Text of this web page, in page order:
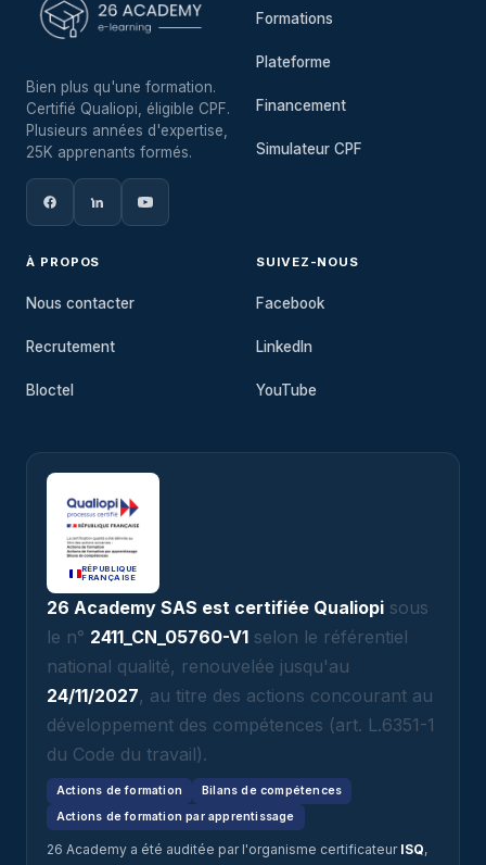
Bien plus qu'une formation.
Certifié Qualiopi, éligible CPF.
Plusieurs années d'expertise,
25K apprenants formés.
Formations
Plateforme
Financement
Simulateur CPF
À PROPOS
Nous contacter
Recrutement
Bloctel
SUIVEZ-NOUS
Facebook
LinkedIn
YouTube
RÉPUBLIQUE
FRANÇAISE
26 Academy SAS est certifiée Qualiopi sous
le n° 2411_CN_05760-V1 selon le référentiel
national qualité, renouvelée jusqu'au
24/11/2027, au titre des actions concourant au
développement des compétences (art. L.6351-1
du Code du travail).
Actions de formation
Bilans de compétences
Actions de formation par apprentissage
26 Academy a été auditée par l'organisme certificateur ISQ,